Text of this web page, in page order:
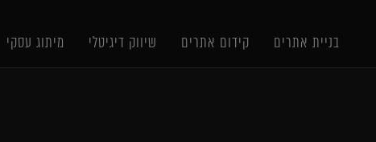
בניית אתרים קידום אתרים שיווק דיגיטלי מיתוג עסקי